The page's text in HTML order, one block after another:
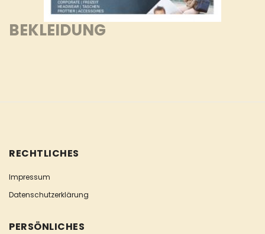
BEKLEIDUNG
RECHTLICHES
Impressum
Datenschutzerklärung
PERSÖNLICHES